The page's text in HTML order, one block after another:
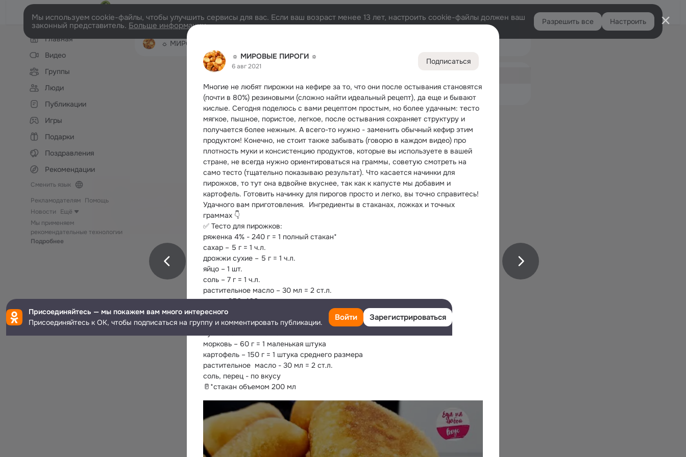
☼ МИРОВЫЕ ПИРОГИ ☼
6 авг 2021
Подписаться
Многие не любят пирожки на кефире за то, что они после остывания становятся
(почти в 80%) резиновыми (сложно найти идеальный рецепт), да еще и бывают
кислые. Сегодня поделюсь с вами рецептом простым, но более удачным: тесто
мягкое, пышное, пористое, легкое, после остывания сохраняет структуру и
получается более нежным. А всего-то нужно - заменить обычный кефир этим
продуктом! Конечно, не стоит также забывать (говорю в каждом видео) про
плотность муки и консистенцию продуктов, которые вы используете в вашей
стране, не всегда нужно ориентироваться на граммы, советую смотреть на
само тесто (тщательно показываю результат). Что касается начинки для
пирожков, то тут она вдвойне вкуснее, так как к капусте мы добавим и
картофель. Готовить начинку для пирогов просто и легко, вы точно справитесь!
Удачного вам приготовления.  Ингредиенты в стаканах, ложках и точных
граммах 👇
✅ Тесто для пирожков:
ряженка 4% - 240 г = 1 полный стакан*
сахар – 5 г = 1 ч.л.
дрожжи сухие – 5 г = 1 ч.л.
яйцо – 1 шт.
соль – 7 г = 1 ч.л.
растительное масло – 30 мл = 2 ст.л.
мука – 350-400 г
✅ Начинка:
капуста – 300 г = 1/4 часть небольшого кочана
морковь – 60 г = 1 маленькая штука
картофель – 150 г = 1 штука среднего размера
растительное  масло - 30 мл = 2 ст.л.
соль, перец - по вкусу
🥛*стакан объемом 200 мл
Войти
Мы используем cookie-файлы, чтобы улучшить сервисы для вас. Если ваш возраст менее 13 лет, настроить cookie-файлы должен ваш
законный представитель. Больше информации Разрешить все Настроить
Левая
колонкаГлавная
Видео
Группы
Люди
Публикации
Игры
Подарки
Поздравления
Рекомендации
Сменить язык
Рекламодателям Помощь
Новости
Ещё
Мы применяем
рекомендательные технологии
Подробнее
☼ МИРОВЫЕ ПИРОГИ ☼
Дополнительная
Обсуждаемые
Присоединяйтесь — мы покажем вам много интересного
Присоединяйтесь к ОК, чтобы подписаться на группу и комментировать публикации.
Войти Зарегистрироваться